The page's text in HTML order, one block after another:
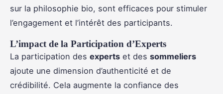
sur la philosophie bio, sont efficaces pour stimuler
l’engagement et l’intérêt des participants.
L’impact de la Participation d’Experts
La participation des experts et des sommeliers
ajoute une dimension d’authenticité et de
crédibilité. Cela augmente la confiance des